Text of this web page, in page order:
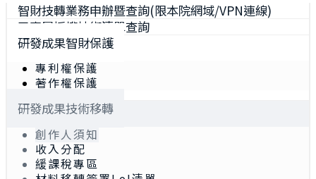
智財技轉業務申辦暨查詢(限本院網域/VPN連線)
已專屬授權技術清單查詢
研發成果智財保護
專利權保護
著作權保護
研發成果技術移轉
創作人須知
收入分配
緩課稅專區